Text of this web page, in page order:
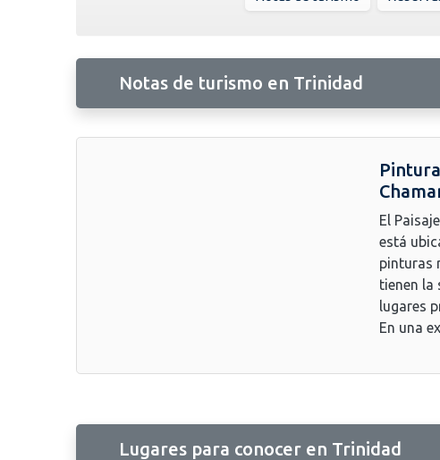
Notas de turismo en Trinidad
El
está
pinturas
tienen la
lugares
En una
Lugares para conocer en Trinidad